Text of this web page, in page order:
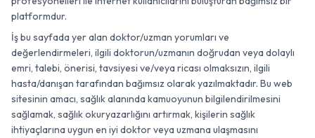
platformdur.
İş bu sayfada yer alan doktor/uzman yorumları ve
değerlendirmeleri, ilgili doktorun/uzmanın doğrudan veya dolaylı
emri, talebi, önerisi, tavsiyesi ve/veya ricası olmaksızın, ilgili
hasta/danışan tarafından bağımsız olarak yazılmaktadır. Bu web
sitesinin amacı, sağlık alanında kamuoyunun bilgilendirilmesini
sağlamak, sağlık okuryazarlığını artırmak, kişilerin sağlık
ihtiyaçlarına uygun en iyi doktor veya uzmana ulaşmasını